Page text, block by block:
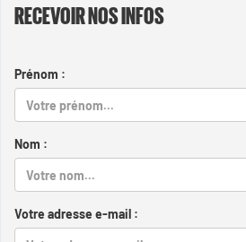
RECEVOIR NOS INFOS
Prénom :
Nom :
Votre adresse e-mail :